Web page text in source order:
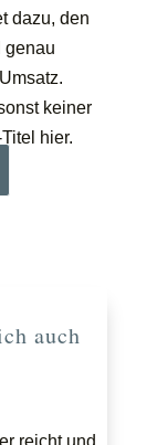
dazu, den
genau
keiner
hier.
auch